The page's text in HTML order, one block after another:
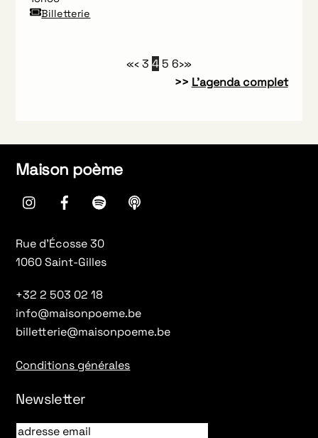
Billetterie
«‹3 45 6›»
>> L’agenda complet
Maison poème
instagramFacebookspotify
Rue d’Écosse 30
1060 Saint-Gilles
+32 2 503 02 18
info@maisonpoeme.be
billetterie@maisonpoeme.be
Conditions générales
Newsletter